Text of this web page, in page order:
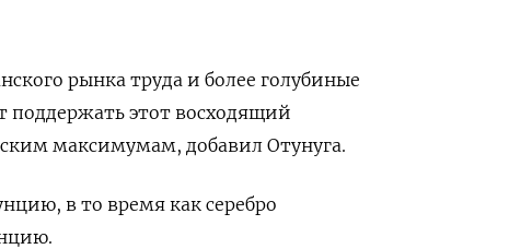
рынка труда и более голубиные
этот восходящий
максимумам, добавил Отунуга.
в то время как серебро